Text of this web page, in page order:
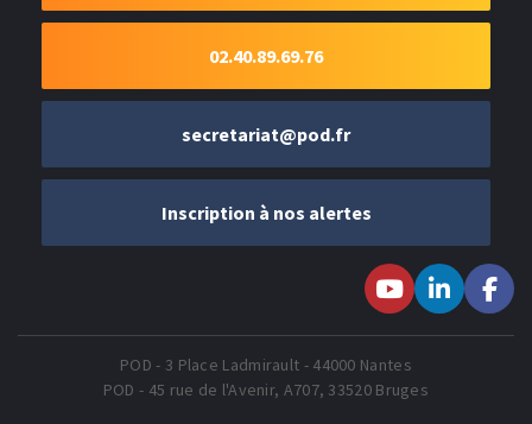
02.40.89.69.76
secretariat@pod.fr
Inscription à nos alertes
Youtubesur LinkedIn
nous sur
POD - 3 Place Ladmirault - 44000 Nantes
POD - 45 rue de l'Avenir, A707, 33520 Bruges